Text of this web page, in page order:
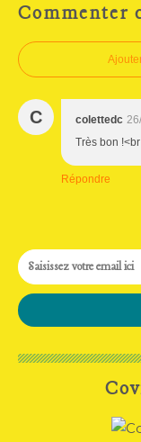
Commenter
C colettedc
Très bon
Répondre